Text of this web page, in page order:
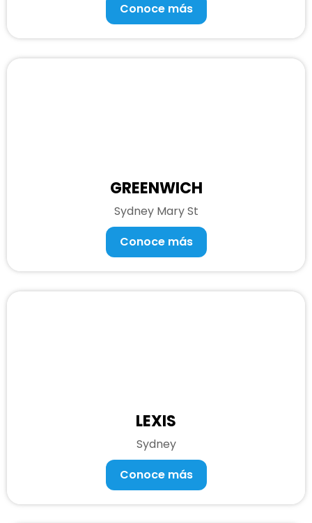
Conoce más
GREENWICH
Sydney Mary St
Conoce más
LEXIS
Sydney
Conoce más